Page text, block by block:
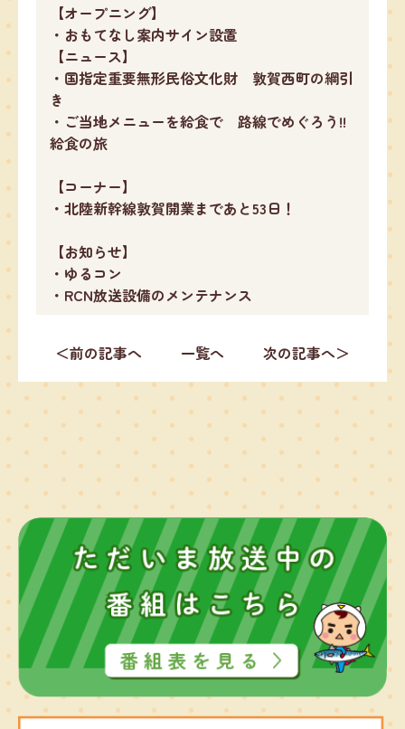
【オープニング】
・おもてなし案内サイン設置
【ニュース】
・国指定重要無形民俗文化財 敦賀西町の綱引
き
・ご当地メニューを給食で 路線でめぐろう!!
給食の旅
【コーナー】
・北陸新幹線敦賀開業まであと53日！
【お知らせ】
・ゆるコン
・RCN放送設備のメンテナンス
＜前の記事へ 一覧へ 次の記事へ＞